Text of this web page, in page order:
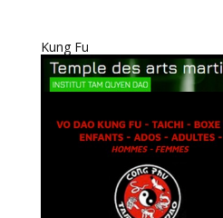
Kung Fu